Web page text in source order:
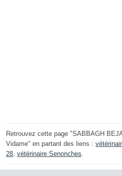
Retrouvez cette page "SABBAGH
Vidame" en partant des liens :
28, vétérinaire Senonches.